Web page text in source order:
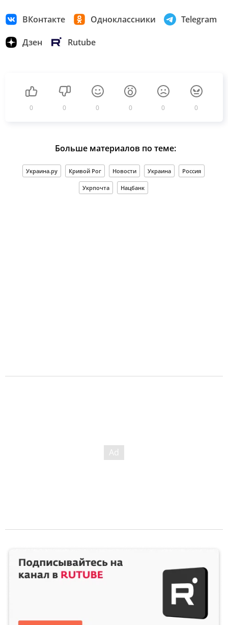
ВКонтакте Одноклассники Telegram
Дзен Rutube
0 0 0 0 0 0
Больше материалов по теме:
Украина.ру Кривой Рог Новости Украина Россия
Укрпочта Нацбанк